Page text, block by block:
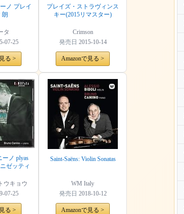
ノ プレイ
朗
タ
07-25
る >
プレイズ・ストラヴィンス
キー(2015リマスター)
Crimson
発売日 2015-10-14
Amazonで見る >
ーノ plyas
ゼッティ
ウキョウ
07-25
る >
Saint-Saëns: Violin Sonatas
WM Italy
発売日 2018-10-12
Amazonで見る >